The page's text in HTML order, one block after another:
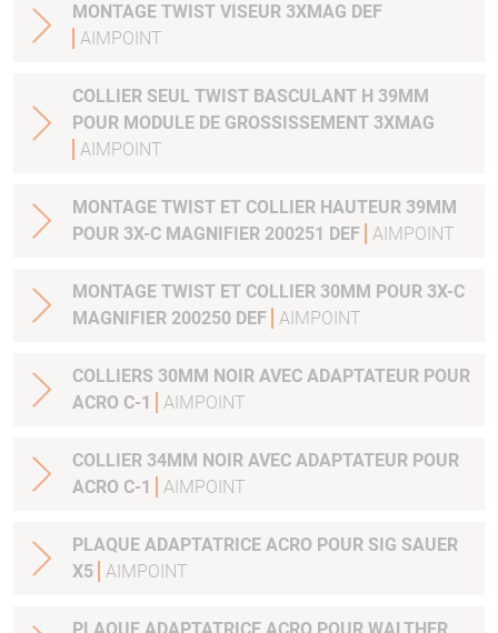
MONTAGE TWIST VISEUR 3XMAG DEF
AIMPOINT
COLLIER SEUL TWIST BASCULANT H 39MM
POUR MODULE DE GROSSISSEMENT 3XMAG
AIMPOINT
MONTAGE TWIST ET COLLIER HAUTEUR 39MM
POUR 3X-C MAGNIFIER 200251 DEF AIMPOINT
MONTAGE TWIST ET COLLIER 30MM POUR 3X-C
MAGNIFIER 200250 DEF AIMPOINT
COLLIERS 30MM NOIR AVEC ADAPTATEUR POUR
ACRO C-1
AIMPOINT
COLLIER 34MM NOIR AVEC ADAPTATEUR POUR
ACRO C-1
AIMPOINT
PLAQUE ADAPTATRICE ACRO POUR SIG SAUER
X5 AIMPOINT